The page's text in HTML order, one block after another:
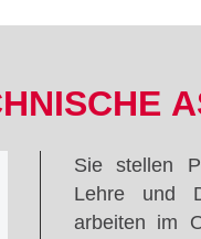
Sie stellen
Lehre und
arbeiten im